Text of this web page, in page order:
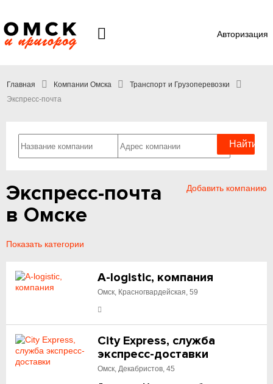
Авторизация
Главная Компании Омска
Транспорт и Грузоперевозки
Экспресс-почта
Добавить компанию
Экспресс-почта
в Омске
Показать категории
A-logistic, компания
Омск, Красногвардейская, 59
City Express, служба
экспресс-доставки
Омск, Декабристов, 45